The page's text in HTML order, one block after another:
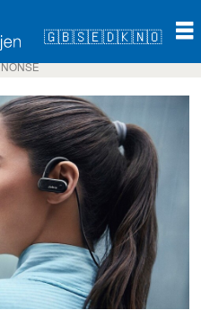
🇬🇧🇸🇪🇩🇰🇳🇴